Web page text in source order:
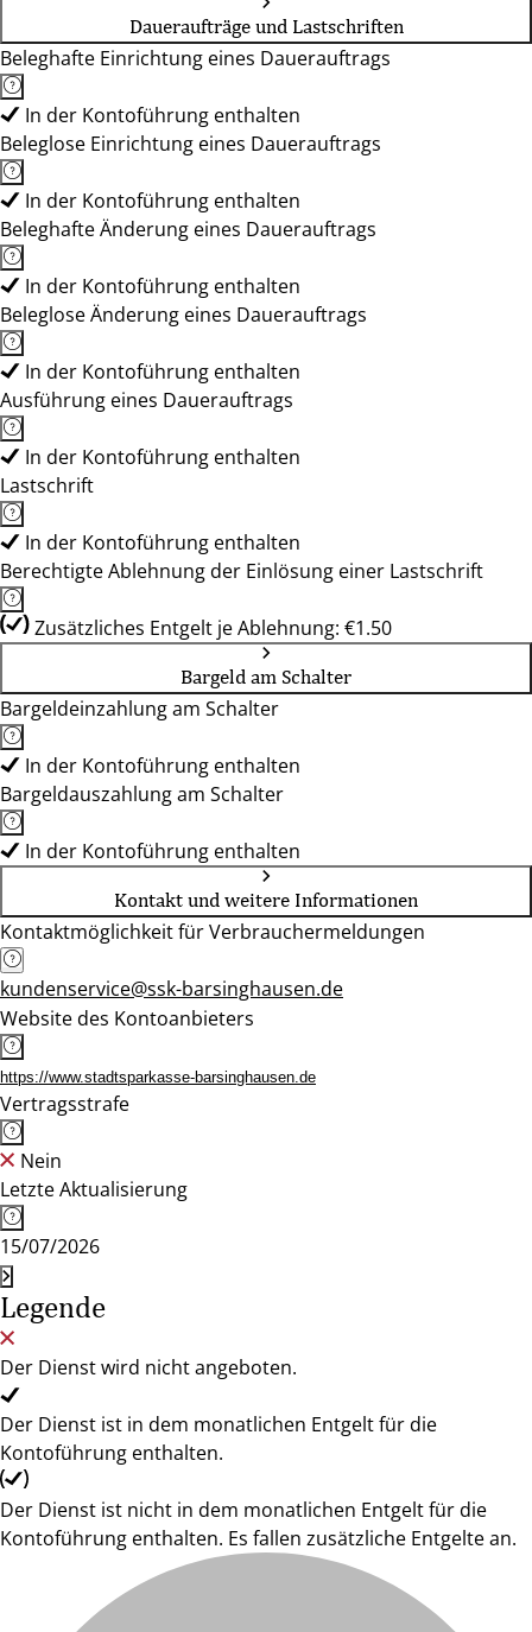
Daueraufträge und Lastschriften
Beleghafte Einrichtung eines Dauerauftrags
In der Kontoführung enthalten
Beleglose Einrichtung eines Dauerauftrags
In der Kontoführung enthalten
Beleghafte Änderung eines Dauerauftrags
In der Kontoführung enthalten
Beleglose Änderung eines Dauerauftrags
In der Kontoführung enthalten
Ausführung eines Dauerauftrags
In der Kontoführung enthalten
Lastschrift
In der Kontoführung enthalten
Berechtigte Ablehnung der Einlösung einer Lastschrift
Zusätzliches Entgelt je Ablehnung: €1.50
Bargeld am Schalter
Bargeldeinzahlung am Schalter
In der Kontoführung enthalten
Bargeldauszahlung am Schalter
In der Kontoführung enthalten
Kontakt und weitere Informationen
Kontaktmöglichkeit für Verbrauchermeldungen
kundenservice@ssk-barsinghausen.de
Website des Kontoanbieters
https://www.stadtsparkasse-barsinghausen.de
Vertragsstrafe
Nein
Letzte Aktualisierung
15/07/2026
Legende
Der Dienst wird nicht angeboten.
Der Dienst ist in dem monatlichen Entgelt für die
Kontoführung enthalten.
Der Dienst ist nicht in dem monatlichen Entgelt für die
Kontoführung enthalten. Es fallen zusätzliche Entgelte an.